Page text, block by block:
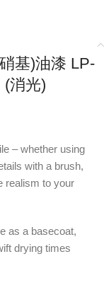
基)油漆 LP-
(消光)
– whether using
with a brush,
realism to your
as a basecoat,
drying times